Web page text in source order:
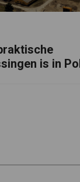
is in